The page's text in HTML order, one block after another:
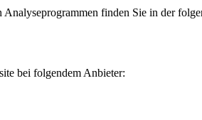
finden Sie in der
bei folgendem Anbieter: